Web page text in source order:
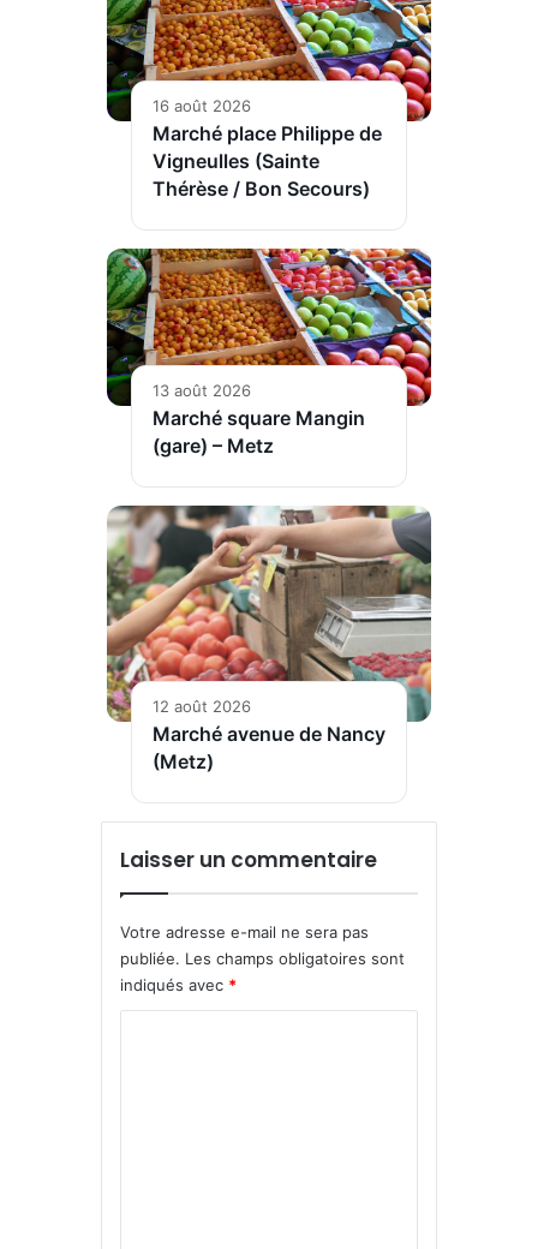
16 août 2026
Marché place Philippe de
Vigneulles (Sainte
Thérèse / Bon Secours)
13 août 2026
Marché square Mangin
(gare) – Metz
12 août 2026
Marché avenue de Nancy
(Metz)
Laisser un commentaire
Votre adresse e-mail ne sera pas
publiée. Les champs obligatoires sont
indiqués avec *